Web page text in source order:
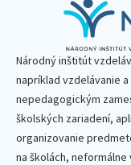
Národný inštitút
napríklad vzdelávanie
nepedagogickým
školských zariadení,
organizovanie
na školách, neformálne